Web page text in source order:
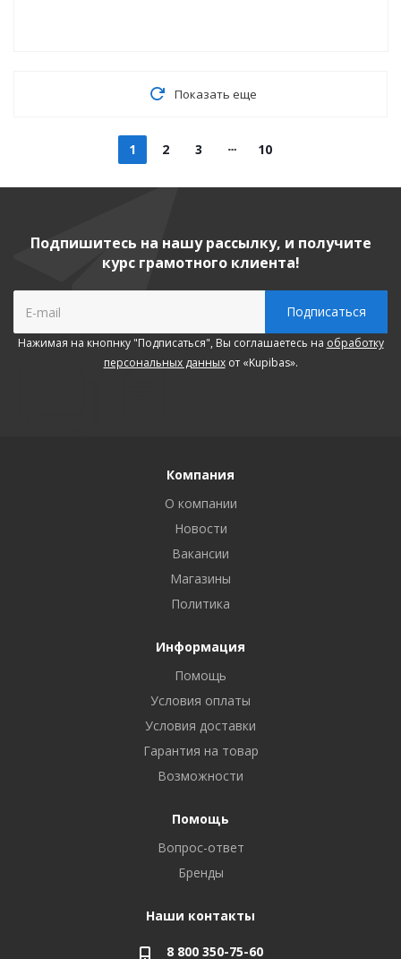
Показать еще
1 2 3 10
Подпишитесь на нашу рассылку, и получите
курс грамотного клиента!
Нажимая на кнопнку "Подписаться", Вы соглашаетесь на обработку
персональных данныхот «Kupibas».
Компания
О компании
Новости
Вакансии
Магазины
Политика
Информация
Помощь
Условия оплаты
Условия доставки
Гарантия на товар
Возможности
Помощь
Вопрос-ответ
Бренды
Наши контакты
8 800 350-75-60